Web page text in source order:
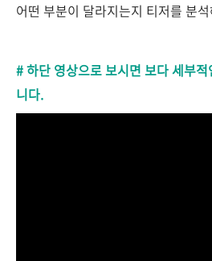
어떤 부분이 달라지는지 티저를 분
# 하단 영상으로 보시면 보다 세부
니다.